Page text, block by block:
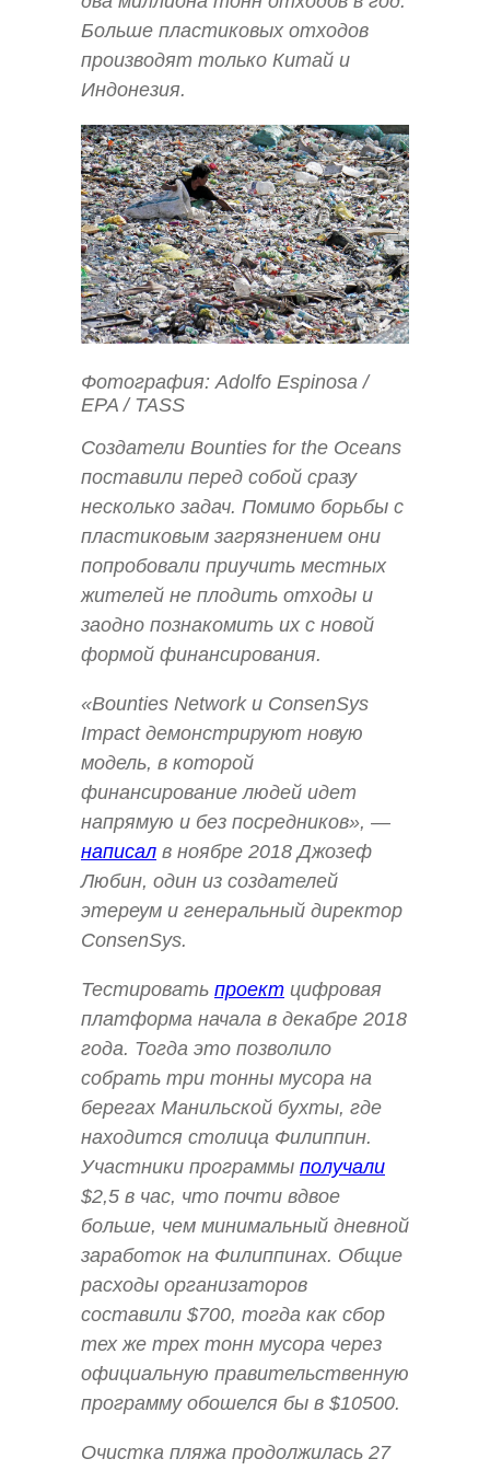
Больше пластиковых отходов
производят только Китай и
Индонезия.
Фотография: Adolfo Espinosa /
EPA / TASS
Создатели Bounties for the Oceans
поставили перед собой сразу
несколько задач. Помимо борьбы с
пластиковым загрязнением они
попробовали приучить местных
жителей не плодить отходы и
заодно познакомить их с новой
формой финансирования.
«Bounties Network и ConsenSys
Impact демонстрируют новую
модель, в которой
финансирование людей идет
напрямую и без посредников», —
написал в ноябре 2018 Джозеф
Любин, один из создателей
этереум и генеральный директор
ConsenSys.
Тестировать проект цифровая
платформа начала в декабре 2018
года. Тогда это позволило
собрать три тонны мусора на
берегах Манильской бухты, где
находится столица Филиппин.
Участники программы получали
$2,5 в час, что почти вдвое
больше, чем минимальный дневной
заработок на Филиппинах. Общие
расходы организаторов
составили $700, тогда как сбор
тех же трех тонн мусора через
официальную правительственную
программу обошелся бы в $10500.
Очистка пляжа продолжилась 27